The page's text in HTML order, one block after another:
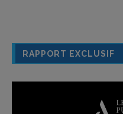
RAPPORT EXCLUSIF